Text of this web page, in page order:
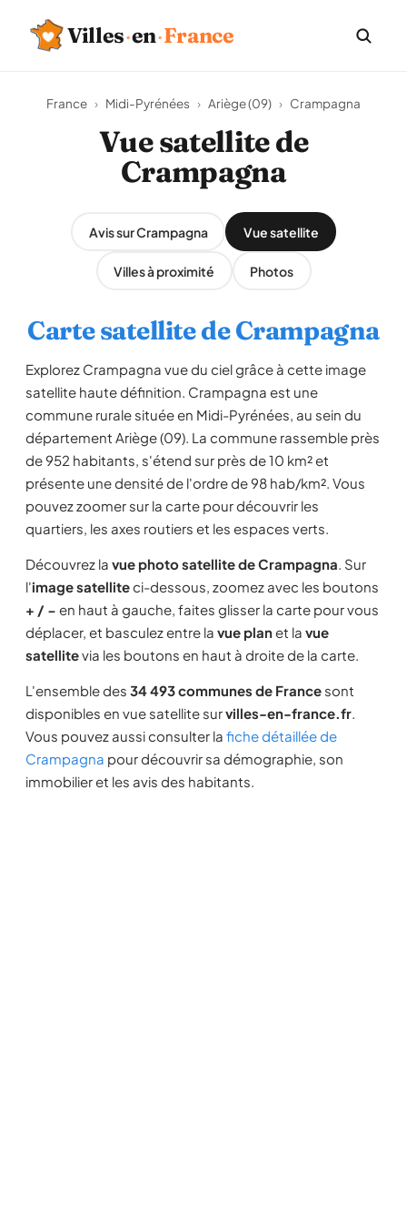
Villes·en·France
France › Midi-Pyrénées › Ariège (09) › Crampagna
Vue satellite de
Crampagna
Avis sur Crampagna Vue satellite
Villes à proximité Photos
Carte satellite de Crampagna
Explorez Crampagna vue du ciel grâce à cette image
satellite haute définition. Crampagna est une
commune rurale située en Midi-Pyrénées, au sein du
département Ariège (09). La commune rassemble près
de 952 habitants, s'étend sur près de 10 km² et
présente une densité de l'ordre de 98 hab/km². Vous
pouvez zoomer sur la carte pour découvrir les
quartiers, les axes routiers et les espaces verts.
Découvrez la vue photo satellite de Crampagna. Sur
l'image satelliteci-dessous, zoomez avec les boutons
+ / − en haut à gauche, faites glisser la carte pour vous
déplacer, et basculez entre la vue planet la vue
satellitevia les boutons en haut à droite de la carte.
L'ensemble des 34 493 communes de France sont
disponibles en vue satellite survilles-en-france.fr.
Vous pouvez aussi consulter la fiche détaillée de
Crampagna pour découvrir sa démographie, son
immobilier et les avis des habitants.